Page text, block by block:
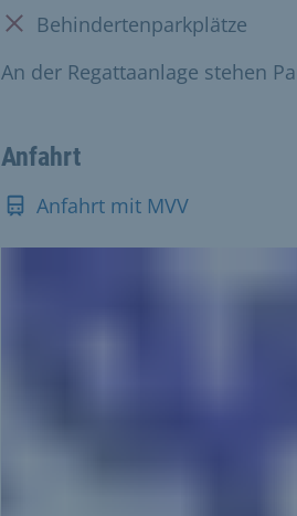
Nicht vorhanden:
Behindertenparkplätze
An der Regattaanlage stehen
Anfahrt
Anfahrt mit MVV